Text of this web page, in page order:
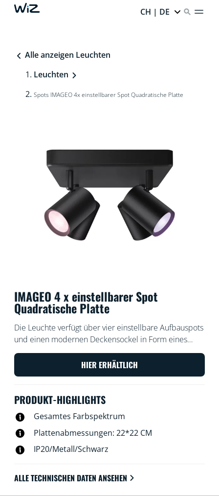
CH | DE
Alle anzeigen Leuchten
Leuchten
Spots IMAGEO 4x einstellbarer Spot Quadratische Platte
IMAGEO 4 x einstellbarer Spot
Quadratische Platte
Die Leuchte verfügt über vier einstellbare Aufbauspots
und einen modernen Deckensockel in Form eines
nicht ganz quadratischen Elements. Die Leistung ist
stark genug, um einen Raum in alle Richtungen mit
Licht und Farbe zu durchfluten. Unsere Aufbauspots
jede Aktivität.
HIER ERHÄLTLICH
PRODUKT-HIGHLIGHTS
Gesamtes Farbspektrum
Plattenabmessungen: 22*22 CM
IP20/Metall/Schwarz
ALLE TECHNISCHEN DATEN ANSEHEN